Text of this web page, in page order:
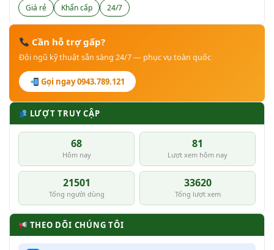
Giá rẻ
Khẩn cấp 24/7
Cần hỗ trợ gấp?
Đội ngũ kỹ thuật sẵn sàng 24/7 — phục vụ toàn quốc
Gọi ngay 0943.789.121
LƯỢT TRUY CẬP
68
Hôm nay
81
Lượt xem hôm nay
21501
Tổng người dùng
33620
Tổng lượt xem
THEO DÕI CHÚNG TÔI